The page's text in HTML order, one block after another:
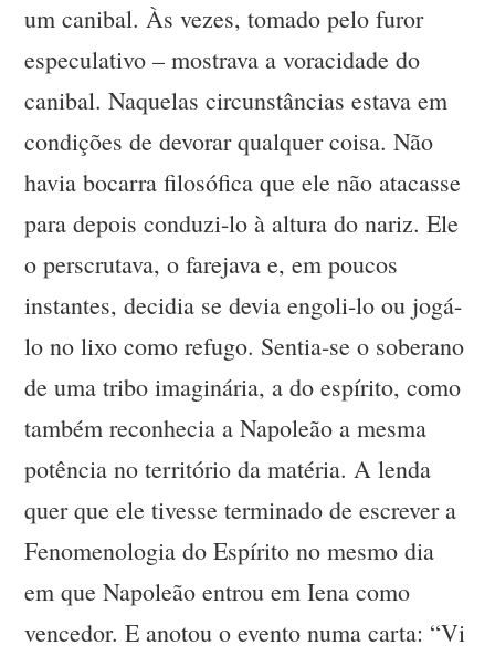
um canibal. Às vezes, tomado pelo furor
especulativo – mostrava a voracidade do
canibal. Naquelas circunstâncias estava em
condições de devorar qualquer coisa. Não
havia bocarra filosófica que ele não atacasse
para depois conduzi-lo à altura do nariz. Ele
o perscrutava, o farejava e, em poucos
instantes, decidia se devia engoli-lo ou jogá-
lo no lixo como refugo. Sentia-se o soberano
de uma tribo imaginária, a do espírito, como
também reconhecia a Napoleão a mesma
potência no território da matéria. A lenda
quer que ele tivesse terminado de escrever a
Fenomenologia do Espírito no mesmo dia
em que Napoleão entrou em Iena como
vencedor. E anotou o evento numa carta: “Vi